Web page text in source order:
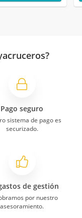
Pago seguro
sistema de pago es
securizado.
de gestión
por nuestro
asesoramiento.